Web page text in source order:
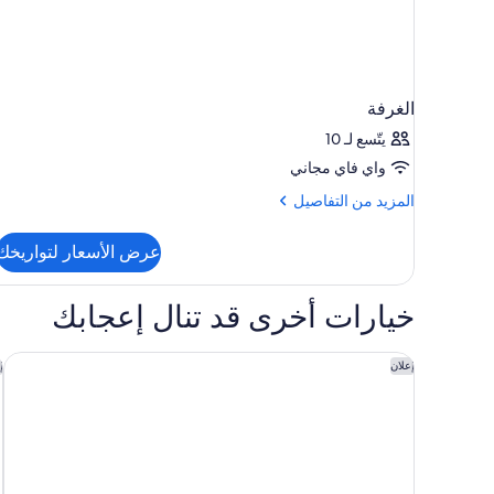
الغرفة
يتّسع لـ 10
واي فاي مجاني
المزيد من التفاصيل
المزيد
الغرفة
عرض الأسعار
خيارات أخرى قد تنال إعجابك
إعلان
كورتيارد باي ماريوت نيويورك مانهاتن / تشيلسي